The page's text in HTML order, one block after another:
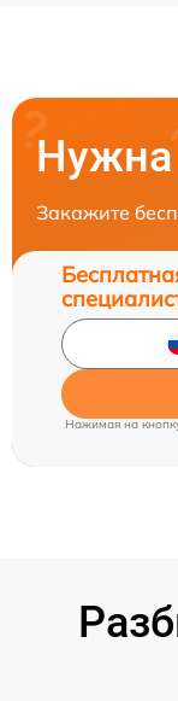
Нужна
Закажите
Нажимая на